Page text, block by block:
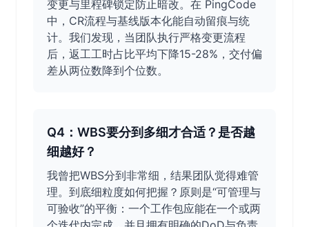
变更与里程碑锁定防止暗改。在 PingCode
中，CR流程与基线版本化能自动留痕与统
计。我们发现，当团队执行严格变更流程
后，返工工时占比平均下降15-28%，交付偏
差从两位数降到个位数。
Q4：WBS要分到多细才合适？是否越
细越好？
我曾把WBS分到非常细，结果团队觉得难管
理。到底细粒度如何把握？原则是“可管理与
可验收”的平衡：一个工作包应能在一个或两